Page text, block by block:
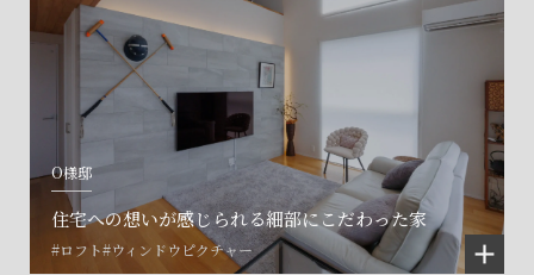
O様邸
住宅への想いが感じられる細部にこだわった家
#ロフト#ウィンドウピクチャー